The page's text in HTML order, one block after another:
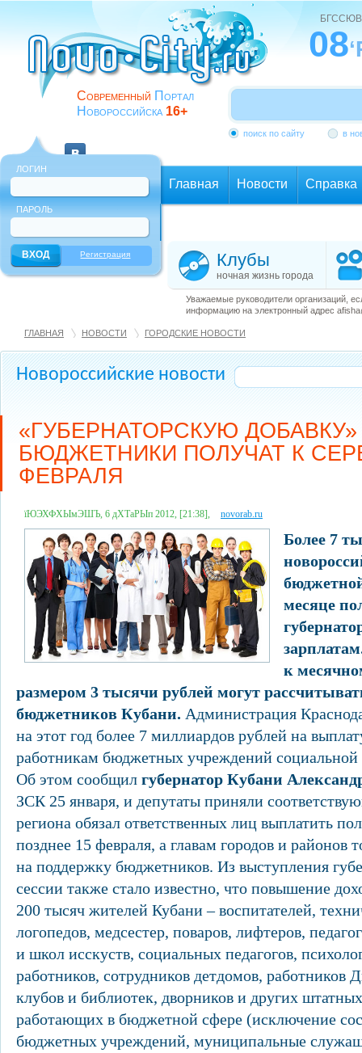
Современный Портал
Новороссийска 16+
08
поиск по сайту в
ЛОГИН
ПАРОЛЬ
Регистрация
Главная Новости Справка
Клубы
ночная жизнь города
Уважаемые руководители организаций,
информацию на электронный адрес
ГЛАВНАЯ НОВОСТИ ГОРОДСКИЕ НОВОСТИ
Новороссийские новости
«ГУБЕРНАТОРСКУЮ ДОБАВКУ»
БЮДЖЕТНИКИ ПОЛУЧАТ К
ФЕВРАЛЯ
їЮЭХФХЫмЭШЪ, 6 дХТаРЫп 2012, [21:38], novorab.ru
Более 7
месяце
к
размером 3 тысячи рублей могут
бюджетников Кубани. Администрация
на этот год более 7 миллиардов рублей на
работникам бюджетных учреждений социальной
Об этом сообщил губернатор Кубани
ЗСК 25 января, и депутаты приняли
региона обязал ответственных лиц выплатить
позднее 15 февраля, а главам городов и районов
на поддержку бюджетников. Из выступления
сессии также стало известно, что повышение
200 тысяч жителей Кубани – воспитателей,
логопедов, медсестер, поваров, лифтеров,
и школ исскуств, социальных педагогов,
работников, сотрудников детдомов, работников
клубов и библиотек, дворников и других
работающих в бюджетной сфере (исключение
бюджетных учреждений, муниципальные